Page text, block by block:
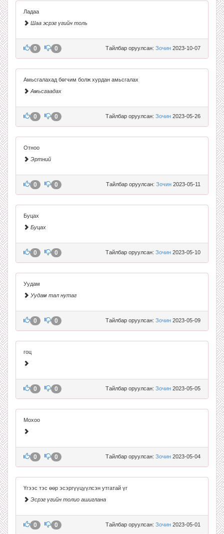
Ладаа
Шаа эсрэг үгийн толь
Тайлбар оруулсан: Зочин 2023-10-07
0 0
Амьсгалахад бөгчим болж хурдан амьсгалах
Амьсгаадах
Тайлбар оруулсан: Зочин 2023-05-26
0 0
Отноо
Эртний
Тайлбар оруулсан: Зочин 2023-05-11
0 0
Буцах
Буцах
Тайлбар оруулсан: Зочин 2023-05-10
0 0
Уудам
Уудам тал нутаг
Тайлбар оруулсан: Зочин 2023-05-09
0 0
гоц
Тайлбар оруулсан: Зочин 2023-05-05
0 0
Мохоо
Тайлбар оруулсан: Зочин 2023-05-04
0 0
Үгээс тэс өөр эсэргүүцүүлсэн утгатай үг
Эсрэг үгийн толио ашиглана
Тайлбар оруулсан: Зочин 2023-05-01
0 0